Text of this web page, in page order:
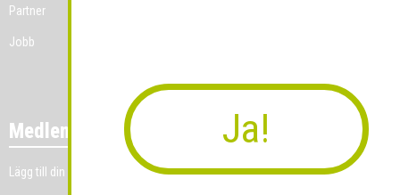
Partner
Jobb
Medlemmar
Lägg till din grossistverksamhet
Ja!